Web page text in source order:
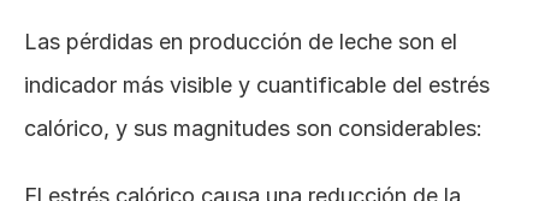
Las pérdidas en producción de leche son el
indicador más visible y cuantificable del estrés
calórico, y sus magnitudes son considerables:
El estrés calórico causa una reducción de la